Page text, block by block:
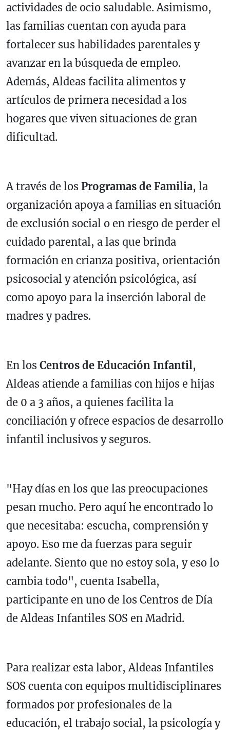
actividades de ocio saludable. Asimismo,
las familias cuentan con ayuda para
fortalecer sus habilidades parentales y
avanzar en la búsqueda de empleo.
Además, Aldeas facilita alimentos y
artículos de primera necesidad a los
hogares que viven situaciones de gran
dificultad.
A través de los Programas de Familia, la
organización apoya a familias en situación
de exclusión social o en riesgo de perder el
cuidado parental, a las que brinda
formación en crianza positiva, orientación
psicosocial y atención psicológica, así
como apoyo para la inserción laboral de
madres y padres.
En los Centros de Educación Infantil,
Aldeas atiende a familias con hijos e hijas
de 0 a 3 años, a quienes facilita la
conciliación y ofrece espacios de desarrollo
infantil inclusivos y seguros.
"Hay días en los que las preocupaciones
pesan mucho. Pero aquí he encontrado lo
que necesitaba: escucha, comprensión y
apoyo. Eso me da fuerzas para seguir
adelante. Siento que no estoy sola, y eso lo
cambia todo", cuenta Isabella,
participante en uno de los Centros de Día
de Aldeas Infantiles SOS en Madrid.
Para realizar esta labor, Aldeas Infantiles
SOS cuenta con equipos multidisciplinares
formados por profesionales de la
educación, el trabajo social, la psicología y